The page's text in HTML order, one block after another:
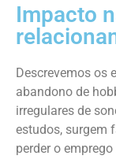
Impacto
Descrevemos os
abandono de
irregulares de
estudos, surgem
perder o